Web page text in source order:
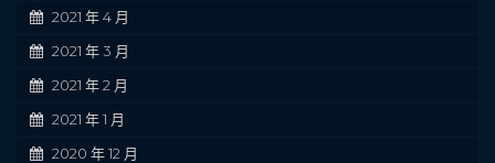
2021 年 4 月
2021 年 3 月
2021 年 2 月
2021 年 1 月
2020 年 12 月